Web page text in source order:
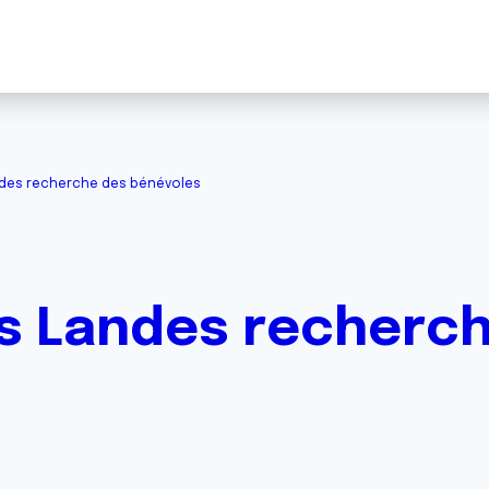
recherche des bénévoles
Landes